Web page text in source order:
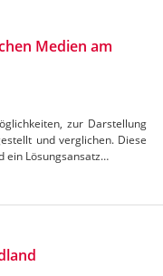
Medien am
zur Darstellung
und verglichen. Diese
ein Lösungsansatz…